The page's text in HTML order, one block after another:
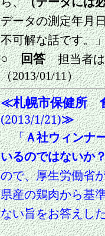
データの測定年月
不可解な話です。
○ 回答担当者
（2013/01/11）
≪札幌市保健所
(2013/1/21)≫
「Ａ社ウィンナ
いるのではないか
ので、厚生労働省
県産の鶏肉から基
ない旨をお答えし